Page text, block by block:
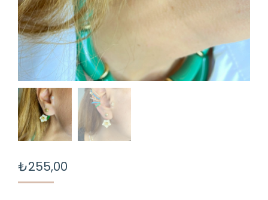
₺255,00